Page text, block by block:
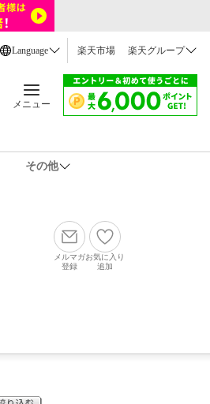
Language 楽天市場 楽天グループ
メニュー
その他
メルマガ
登録
お気に入り
追加